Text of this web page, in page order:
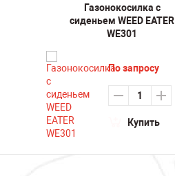
Газонокосилка с
сиденьем WEED EATER
WE301
По запросу
Купить